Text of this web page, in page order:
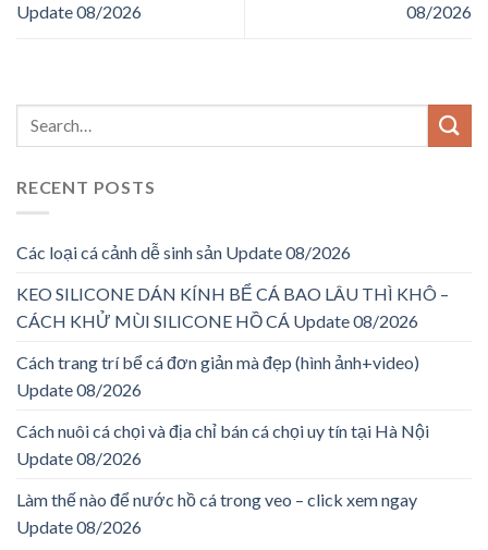
Update 08/2026
08/2026
RECENT POSTS
Các loại cá cảnh dễ sinh sản Update 08/2026
KEO SILICONE DÁN KÍNH BỂ CÁ BAO LÂU THÌ KHÔ –
CÁCH KHỬ MÙI SILICONE HỒ CÁ Update 08/2026
Cách trang trí bể cá đơn giản mà đẹp (hình ảnh+video)
Update 08/2026
Cách nuôi cá chọi và địa chỉ bán cá chọi uy tín tại Hà Nội
Update 08/2026
Làm thế nào để nước hồ cá trong veo – click xem ngay
Update 08/2026